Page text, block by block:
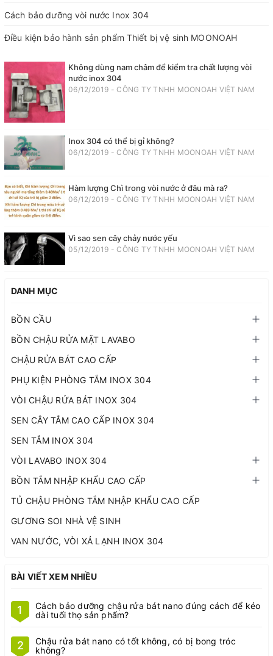
Cách bảo dưỡng vòi nước Inox 304
Điều kiện bảo hành sản phẩm Thiết bị vệ sinh MOONOAH
Không dùng nam châm để kiểm tra chất lượng vòi
nước inox 304
06/12/2019 - CÔNG TY TNHH MOONOAH VIỆT NAM
Inox 304 có thể bị gỉ không?
06/12/2019 - CÔNG TY TNHH MOONOAH VIỆT NAM
Hàm lượng Chì trong vòi nước ở đâu mà ra?
06/12/2019 - CÔNG TY TNHH MOONOAH VIỆT NAM
Vì sao sen cây chảy nước yếu
05/12/2019 - CÔNG TY TNHH MOONOAH VIỆT NAM
DANH MỤC
BỒN CẦU
BỒN CHẬU RỬA MẶT LAVABO
CHẬU RỬA BÁT CAO CẤP
PHỤ KIỆN PHÒNG TẮM INOX 304
VÒI CHẬU RỬA BÁT INOX 304
SEN CÂY TẮM CAO CẤP INOX 304
SEN TẮM INOX 304
VÒI LAVABO INOX 304
BỒN TẮM NHẬP KHẨU CAO CẤP
TỦ CHẬU PHÒNG TẮM NHẬP KHẨU CAO CẤP
GƯƠNG SOI NHÀ VỆ SINH
VAN NƯỚC, VÒI XẢ LẠNH INOX 304
BÀI VIẾT XEM NHIỀU
1
Cách bảo dưỡng chậu rửa bát nano đúng cách để kéo
dài tuổi thọ sản phẩm?
2
Chậu rửa bát nano có tốt không, có bị bong tróc
không?